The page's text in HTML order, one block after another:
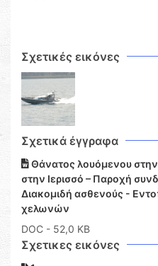
Σχετικές εικόνες
Σχετικά έγγραφα
Θάνατος λουόμενου
στην Ιερισσό – Παροχή
Διακομιδή ασθενούς -
χελωνών
DOC - 52,0 KB
Σχετικες εικόνες